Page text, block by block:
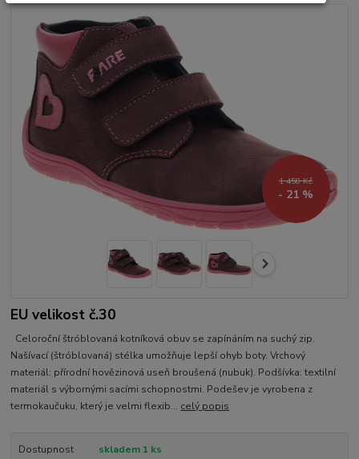
1 450 Kč
- 21 %
EU velikost č.30
Celoroční štróblovaná kotníková obuv se zapínáním na suchý zip.
Našívací (štróblovaná) stélka umožňuje lepší ohyb boty. Vrchový
materiál: přírodní hovězinová useň broušená (nubuk). Podšívka: textilní
materiál s výbornými sacími schopnostmi. Podešev je vyrobena z
termokaučuku, který je velmi flexib... celý popis
Dostupnost skladem 1 ks